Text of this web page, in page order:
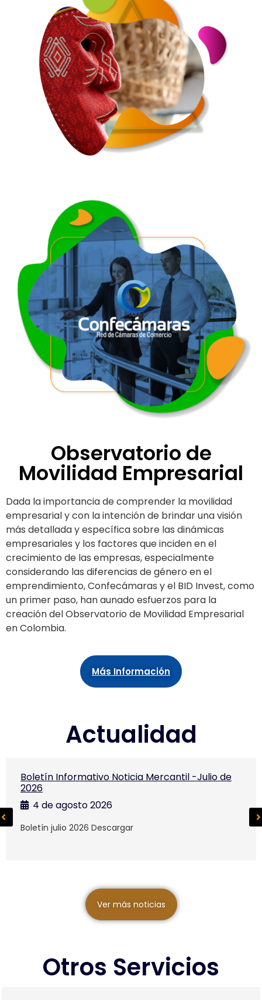
Observatorio de
Movilidad Empresarial
Dada la importancia de comprender la movilidad
empresarial y con la intención de brindar una visión
más detallada y específica sobre las dinámicas
empresariales y los factores que inciden en el
crecimiento de las empresas, especialmente
considerando las diferencias de género en el
emprendimiento, Confecámaras y el BID Invest, como
un primer paso, han aunado esfuerzos para la
creación del Observatorio de Movilidad Empresarial
en Colombia.
Más Información
Actualidad
Boletín Informativo Noticia Mercantil -Julio de
2026
4 de agosto 2026
Boletín julio 2026 Descargar
Ver más noticias
Otros Servicios